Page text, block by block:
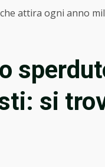
attira ogni anno
si